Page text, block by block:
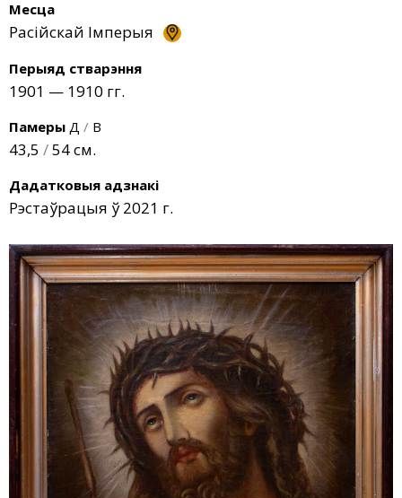
Месца
Расійскай Імперыя
Перыяд стварэння
1901 — 1910 гг.
Памеры Д / В
43,5 /54 см.
Дадатковыя адзнакі
Рэстаўрацыя ў 2021 г.